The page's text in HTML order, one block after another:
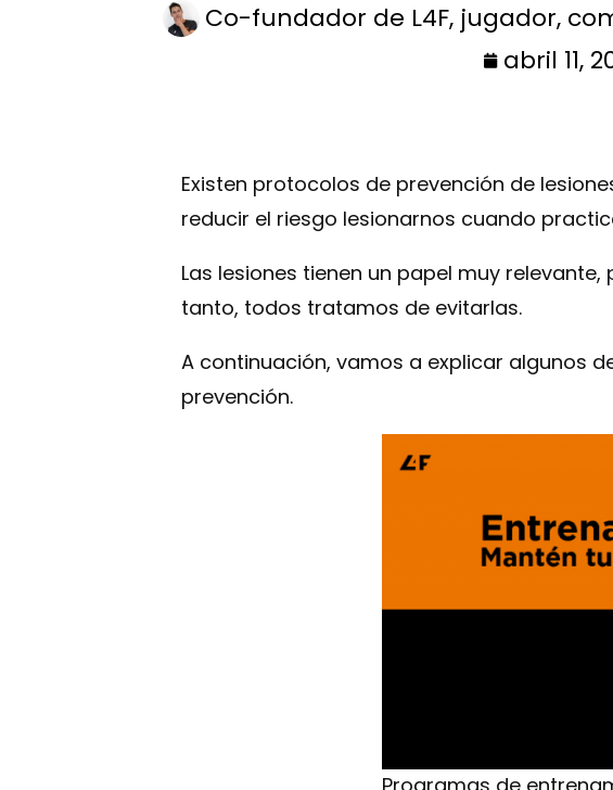
Co-fundador de L4F, jugador,
abril 11,
Existen protocolos de prevención de
reducir el riesgo lesionarnos cuando
Las lesiones tienen un papel muy
tanto, todos tratamos de evitarlas.
A continuación, vamos a explicar algunos
prevención.